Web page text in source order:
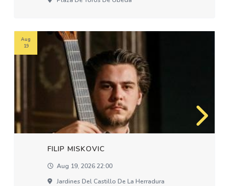
FILIP MISKOVIC
Aug 19, 2026 22:00
Jardines Del Castillo De La Herradura
Aug
19